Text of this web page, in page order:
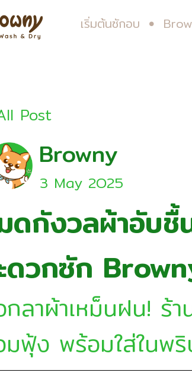
เริ่มต้นซักอบ
Post
Browny
3 May 2O25
ดกังวลผ้าอับชื้
ดวกซัก
กลาผ้าเหม็นฝน!
มฟุ้ง พร้อมใส่ในพ